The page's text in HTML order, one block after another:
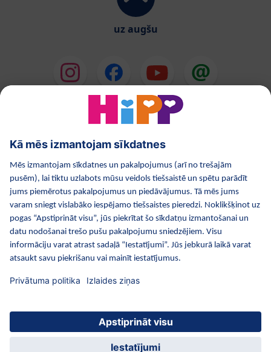
uz augšu
HiPP Mākslīgie piena maisījumi
HiPP Mazuļa ēdināšana
HiPP Kosmētika
HiPP Grūtniecība
Privātuma politika
Lietošanas noteikumi
Izejošie dati
Par kompāniju HiPP Kontakti
© 2026 HiPP